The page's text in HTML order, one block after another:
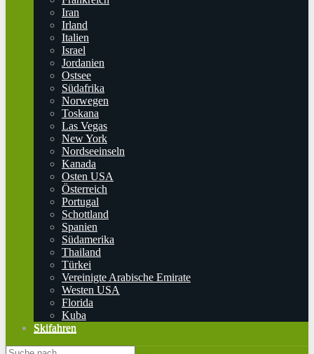
Iran
Irland
Italien
Israel
Jordanien
Ostsee
Südafrika
Norwegen
Toskana
Las Vegas
New York
Nordseeinseln
Kanada
Osten USA
Österreich
Portugal
Schottland
Spanien
Südamerika
Thailand
Türkei
Vereinigte Arabische Emirate
Westen USA
Florida
Kuba
Skifahren